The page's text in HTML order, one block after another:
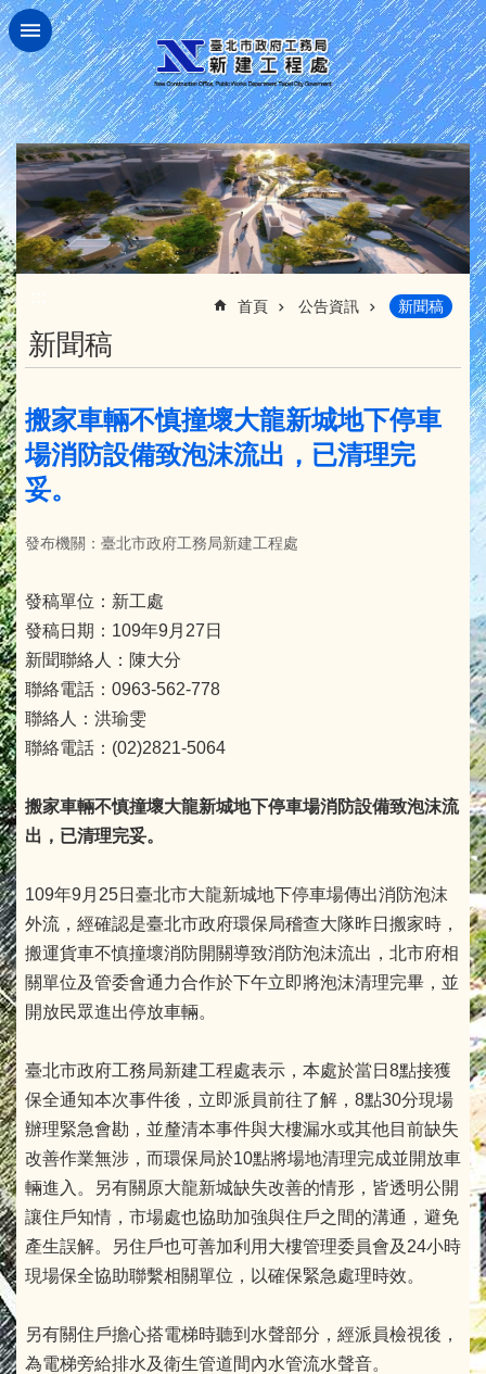
跳到主要內容區塊
首頁 公告資訊 新聞稿
新聞稿
搬家車輛不慎撞壞大龍新城地下停車
場消防設備致泡沫流出，已清理完
妥。
發布機關：臺北市政府工務局新建工程處
發稿單位：新工處
發稿日期：109年9月27日
新聞聯絡人：陳大分
聯絡電話：0963-562-778
聯絡人：洪瑜雯
聯絡電話：(02)2821-5064
搬家車輛不慎撞壞大龍新城地下停車場消防設備致泡沫流
出，已清理完妥。
109年9月25日臺北市大龍新城地下停車場傳出消防泡沫
外流，經確認是臺北市政府環保局稽查大隊昨日搬家時，
搬運貨車不慎撞壞消防開關導致消防泡沫流出，北市府相
關單位及管委會通力合作於下午立即將泡沫清理完畢，並
開放民眾進出停放車輛。
臺北市政府工務局新建工程處表示，本處於當日8點接獲
保全通知本次事件後，立即派員前往了解，8點30分現場
辦理緊急會勘，並釐清本事件與大樓漏水或其他目前缺失
改善作業無涉，而環保局於10點將場地清理完成並開放車
輛進入。另有關原大龍新城缺失改善的情形，皆透明公開
讓住戶知情，市場處也協助加強與住戶之間的溝通，避免
產生誤解。另住戶也可善加利用大樓管理委員會及24小時
現場保全協助聯繫相關單位，以確保緊急處理時效。
另有關住戶擔心搭電梯時聽到水聲部分，經派員檢視後，
為電梯旁給排水及衛生管道間內水管流水聲音。